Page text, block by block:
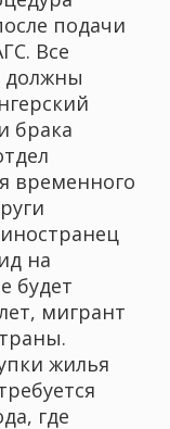
подачи
Все
должны
брака
временного
на
будет
мигрант
жилья
где